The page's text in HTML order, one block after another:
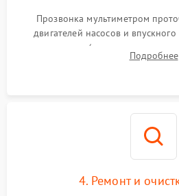
Прозвонка мультиметром
двигателей насосов и
прессостата (датчика уровня
концевика дверцы и
Подробнее
4. Ремонт и